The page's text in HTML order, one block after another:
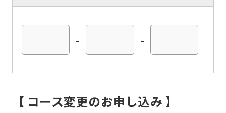
- -
【 コース変更のお申し込み 】
return
to
top
page.
if